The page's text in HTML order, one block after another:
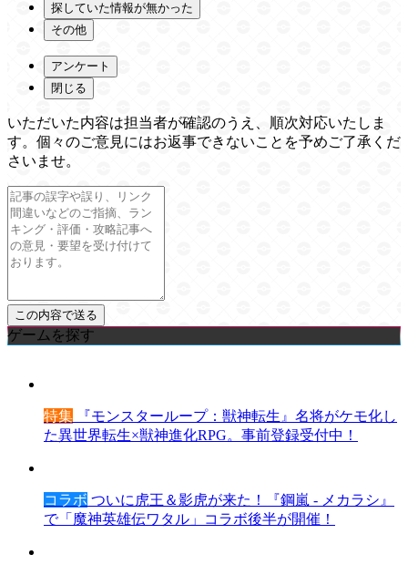
探していた情報が無かった
その他
アンケート
閉じる
いただいた内容は担当者が確認のうえ、順次対応いたしま
す。個々のご意見にはお返事できないことを予めご了承くだ
さいませ。
ゲームを探す
特集 『モンスターループ：獣神転生』名将がケモ化し
た異世界転生×獣神進化RPG。事前登録受付中！
コラボ ついに虎王＆影虎が来た！『鋼嵐 - メカラシ』
で「魔神英雄伝ワタル」コラボ後半が開催！